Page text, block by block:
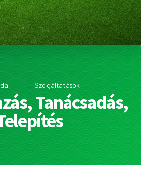
Szolgáltatások
Tanácsadás,